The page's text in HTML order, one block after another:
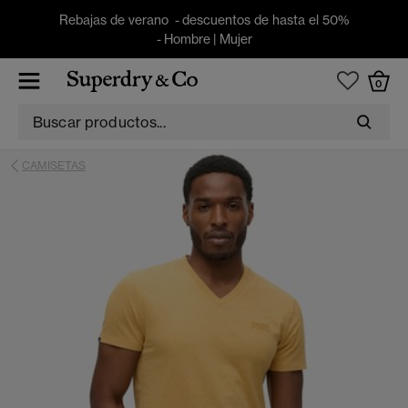
Rebajas de verano - descuentos de hasta el 50%
- Hombre| Mujer
0
CAMISETAS